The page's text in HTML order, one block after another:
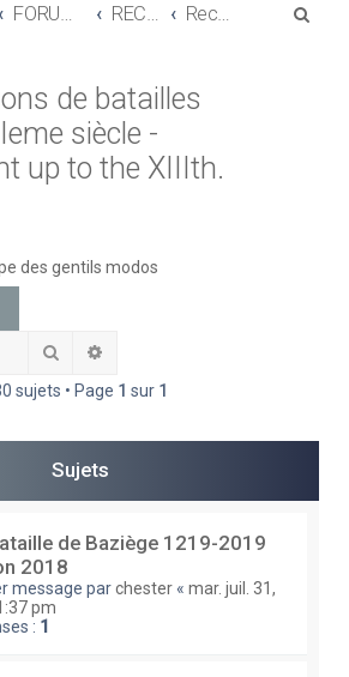
FORUMS D'ANNONCES RECONSTITUTIONS DE BATAILLES - REENACTMENT, HISTORICAL BATTLES Reconstitutions de batailles jusqu'au XIIIeme siècle - Reenactment up to the XIIIth. century
de batailles
siècle -
up to the XIIIth.
des gentils modos
Rechercher
sujets • Page 1 sur 1
Sujets
de Baziège 1219-2019
2018
message parchester « mar. juil. 31,
pm
: 1